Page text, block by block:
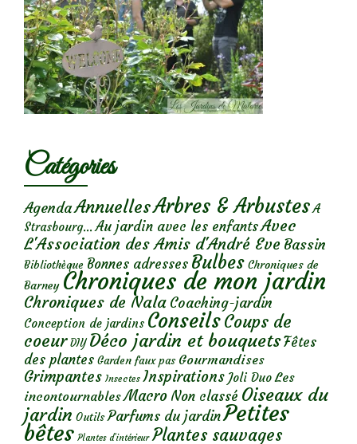
Catégories
AgendaAnnuellesArbres & Arbustes A
Strasbourg... Au jardin avec les enfantsAvec
L'Association des Amis d'André Eve Bassin
Bibliothèque Bonnes adresses Bulbes Chroniques de
Barney Chroniques de mon jardin
Chroniques de Nala Coaching-jardin
Conception de jardins ConseilsCoups de
coeur DIY Déco jardin et bouquetsFêtes
des plantes Garden faux pas Gourmandises
Grimpantes Insectes Inspirations Joli Duo Les
incontournables Macro Non classé Oiseaux du
jardin Outils Parfums du jardinPetites
bêtes Plantes d’intérieur Plantes sauvages